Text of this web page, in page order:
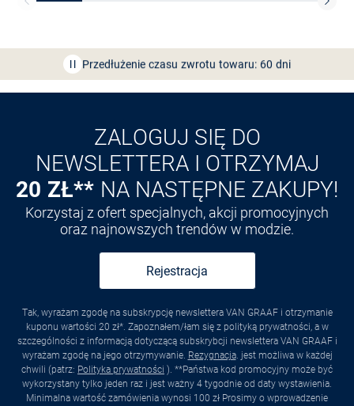
Przedłużenie czasu zwrotu towaru: 60 dni
Odkryj aplikację VANGRAAF
ZALOGUJ SIĘ DO
NEWSLETTERA I OTRZYMAJ
20 ZŁ** NA NASTĘPNE ZAKUPY!
Korzystaj z ofert specjalnych, akcji promocyjnych
oraz najnowszych trendów w modzie.
Rejestracja
Tak, wyrażam zgodę na subskrypcję newslettera VAN GRAAF i otrzymanie
kuponu wartości 20 zł*. Zapoznałem/łam się z polityką prywatności, a w
szczególności z informacją dotyczącą subskrybcji newslettera VAN GRAAF i
wyrażam zgodę na jego otrzymywanie. Rezygnacja. jest możliwa w każdej
chwili (patrz: Polityka prywatności ). **Państwa kod promocyjny może być
wykorzystany tylko jeden raz i jest ważny 4 tygodnie od daty wystawienia.
Minimalna wartość zamówienia wynosi 100 zł Prosimy o wprowadzenie